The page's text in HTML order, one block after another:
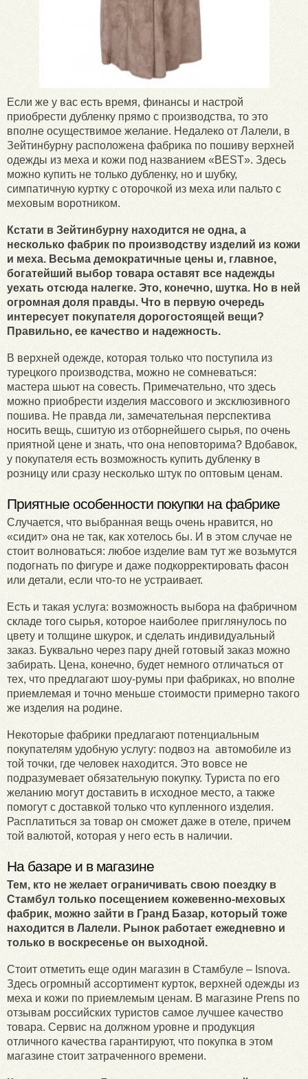
Если же у вас есть время, финансы и настрой
приобрести дубленку прямо с производства, то это
вполне осуществимое желание. Недалеко от Лалели, в
Зейтинбурну расположена фабрика по пошиву верхней
одежды из меха и кожи под названием «BEST». Здесь
можно купить не только дубленку, но и шубку,
симпатичную куртку с оторочкой из меха или пальто с
меховым воротником.
Кстати в Зейтинбурну находится не одна, а
несколько фабрик по производству изделий из кожи
и меха. Весьма демократичные цены и, главное,
богатейший выбор товара оставят все надежды
уехать отсюда налегке. Это, конечно, шутка. Но в ней
огромная доля правды. Что в первую очередь
интересует покупателя дорогостоящей вещи?
Правильно, ее качество и надежность.
В верхней одежде, которая только что поступила из
турецкого производства, можно не сомневаться:
мастера шьют на совесть. Примечательно, что здесь
можно приобрести изделия массового и эксклюзивного
пошива. Не правда ли, замечательная перспектива
носить вещь, сшитую из отборнейшего сырья, по очень
приятной цене и знать, что она неповторима? Вдобавок,
у покупателя есть возможность купить дубленку в
розницу или сразу несколько штук по оптовым ценам.
Приятные особенности покупки на фабрике
Случается, что выбранная вещь очень нравится, но
«сидит» она не так, как хотелось бы. И в этом случае не
стоит волноваться: любое изделие вам тут же возьмутся
подогнать по фигуре и даже подкорректировать фасон
или детали, если что-то не устраивает.
Есть и такая услуга: возможность выбора на фабричном
складе того сырья, которое наиболее приглянулось по
цвету и толщине шкурок, и сделать индивидуальный
заказ. Буквально через пару дней готовый заказ можно
забирать. Цена, конечно, будет немного отличаться от
тех, что предлагают шоу-румы при фабриках, но вполне
приемлемая и точно меньше стоимости примерно такого
же изделия на родине.
Некоторые фабрики предлагают потенциальным
покупателям удобную услугу: подвоз на автомобиле из
той точки, где человек находится. Это вовсе не
подразумевает обязательную покупку. Туриста по его
желанию могут доставить в исходное место, а также
помогут с доставкой только что купленного изделия.
Расплатиться за товар он сможет даже в отеле, причем
той валютой, которая у него есть в наличии.
На базаре и в магазине
Тем, кто не желает ограничивать свою поездку в
Стамбул только посещением кожевенно-меховых
фабрик, можно зайти в Гранд Базар, который тоже
находится в Лалели. Рынок работает ежедневно и
только в воскресенье он выходной.
Стоит отметить еще один магазин в Стамбуле – Isnova.
Здесь огромный ассортимент курток, верхней одежды из
меха и кожи по приемлемым ценам. В магазине Prens по
отзывам российских туристов самое лучшее качество
товара. Сервис на должном уровне и продукция
отличного качества гарантируют, что покупка в этом
магазине стоит затраченного времени.